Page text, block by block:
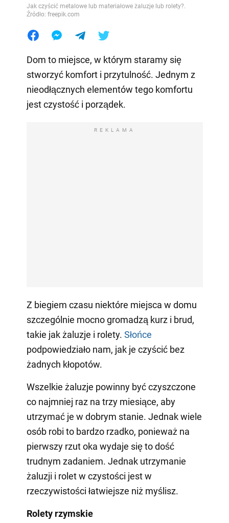
Jak czyścić metalowe lub materiałowe żaluzje lub rolety?.
Źródło: freepik.com
Dom to miejsce, w którym staramy się
stworzyć komfort i przytulność. Jednym z
nieodłącznych elementów tego komfortu
jest czystość i porządek.
REKLAMA
Z biegiem czasu niektóre miejsca w domu
szczególnie mocno gromadzą kurz i brud,
takie jak żaluzje i rolety. Słońce
podpowiedziało nam, jak je czyścić bez
żadnych kłopotów.
Wszelkie żaluzje powinny być czyszczone
co najmniej raz na trzy miesiące, aby
utrzymać je w dobrym stanie. Jednak wiele
osób robi to bardzo rzadko, ponieważ na
pierwszy rzut oka wydaje się to dość
trudnym zadaniem. Jednak utrzymanie
żaluzji i rolet w czystości jest w
rzeczywistości łatwiejsze niż myślisz.
Rolety rzymskie